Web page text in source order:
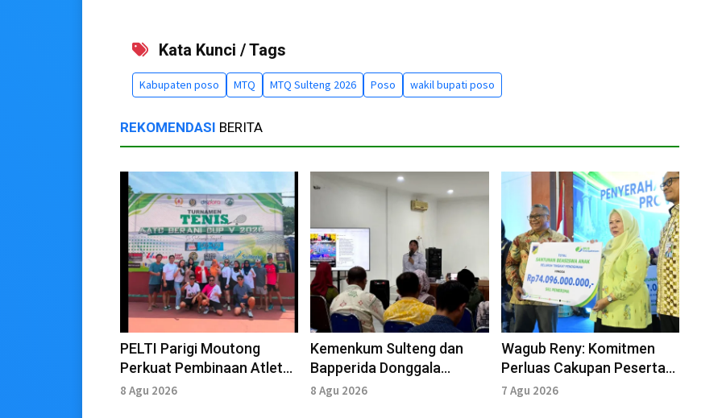
Kata Kunci / Tags
Kabupaten poso MTQ MTQ Sulteng 2026 Poso wakil bupati poso
REKOMENDASI BERITA
PELTI Parigi Moutong
Perkuat Pembinaan Atlet
menuju Porprov X Sulteng
8 Agu 2026
Kemenkum Sulteng dan
Bapperida Donggala
Perkuat Pelindungan HKI
8 Agu 2026
Wagub Reny: Komitmen
Perluas Cakupan Peserta
Jamsostek lewat Agen
7 Agu 2026